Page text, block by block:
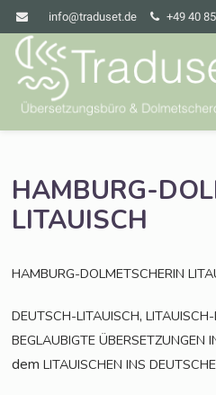
info@traduset.de +49 40
HAMBURG-
LITAUISCH
HAMBURG-DOLMETSCHERIN
DEUTSCH-LITAUISCH,
BEGLAUBIGTE ÜBERSETZUNGEN
demLITAUISCHEN INS DEUTSCHE